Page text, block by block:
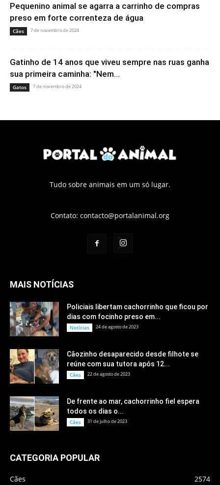
Pequenino animal se agarra a carrinho de compras
preso em forte correnteza de água
Cães 7 de novembro de 2024
Gatinho de 14 anos que viveu sempre nas ruas ganha
sua primeira caminha: "Nem...
Gatos 7 de novembro de 2024
Tudo sobre animais em um só lugar.
Contato: contacto@portalanimal.org
MAIS NOTÍCIAS
Policiais libertam cachorrinho que ficou por
dias com focinho preso em...
Notícias 24 de agosto de 2023
Cãozinho desaparecido desde filhote se
reúne com sua tutora após 12...
Cães 22 de agosto de 2023
De frente ao mar, cachorrinho fiel espera
todos os dias o...
Cães 31 de julho de 2023
CATEGORIA POPULAR
Cães 2574